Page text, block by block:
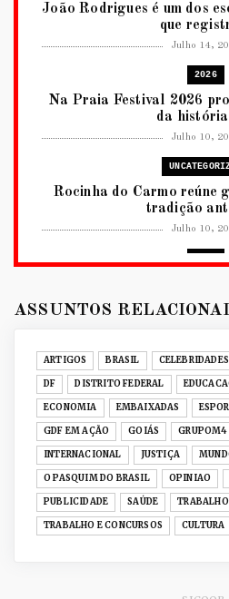
João Rodrigues é um dos
que
Julho 14,
2026
Na Praia Festival 2026
da história
Julho 10,
Rocinha do Carmo reúne
tradição
Julho 10,
BRASÍLIA COM
Senac-DF leva oficinas
Expochê
Junho 15,
ACERVO
Acervo histórico de O
edições
Junho 14,
GRUPOM4
Junho 12,
ASSUNTOS
ARTIGOS BRASIL CELEBRIDADES
DF DISTRITO FEDERAL
ECONOMIA EMBAIXADAS
GDF EM AÇÃO GOIÁS GRUPOM4
INTERNACIONAL JUSTIÇA
O PASQUIM DO BRASIL OPINIAO
PUBLICIDADE SAÚDE TRABALHO
TRABALHO E CONCURSOS CULTURA